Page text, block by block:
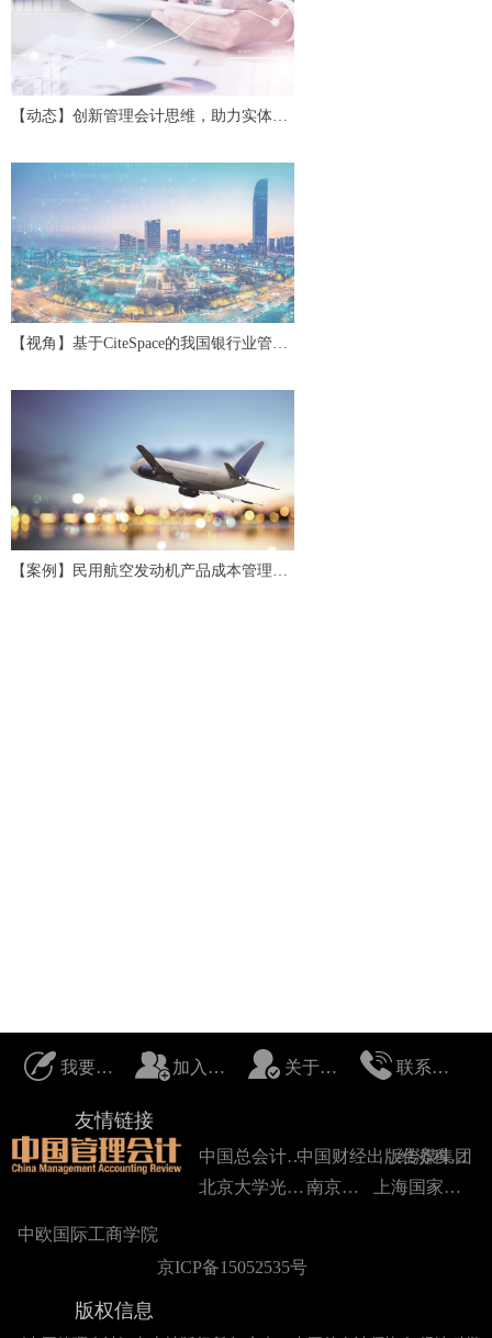
【动态】创新管理会计思维，助力实体经
计沙龙
【视角】基于CiteSpace的我国银行业管理
【案例】民用航空发动机产品成本管理应
我要投稿 加入我们 关于我们 联系我们
友情链接
版权信息
中国总会计师协会中国财经出版传媒集团
经济科学出版社
中欧国际工商学院
北京大学光华管理学院 南京大学 上海国家会计学院
京ICP备15052535号